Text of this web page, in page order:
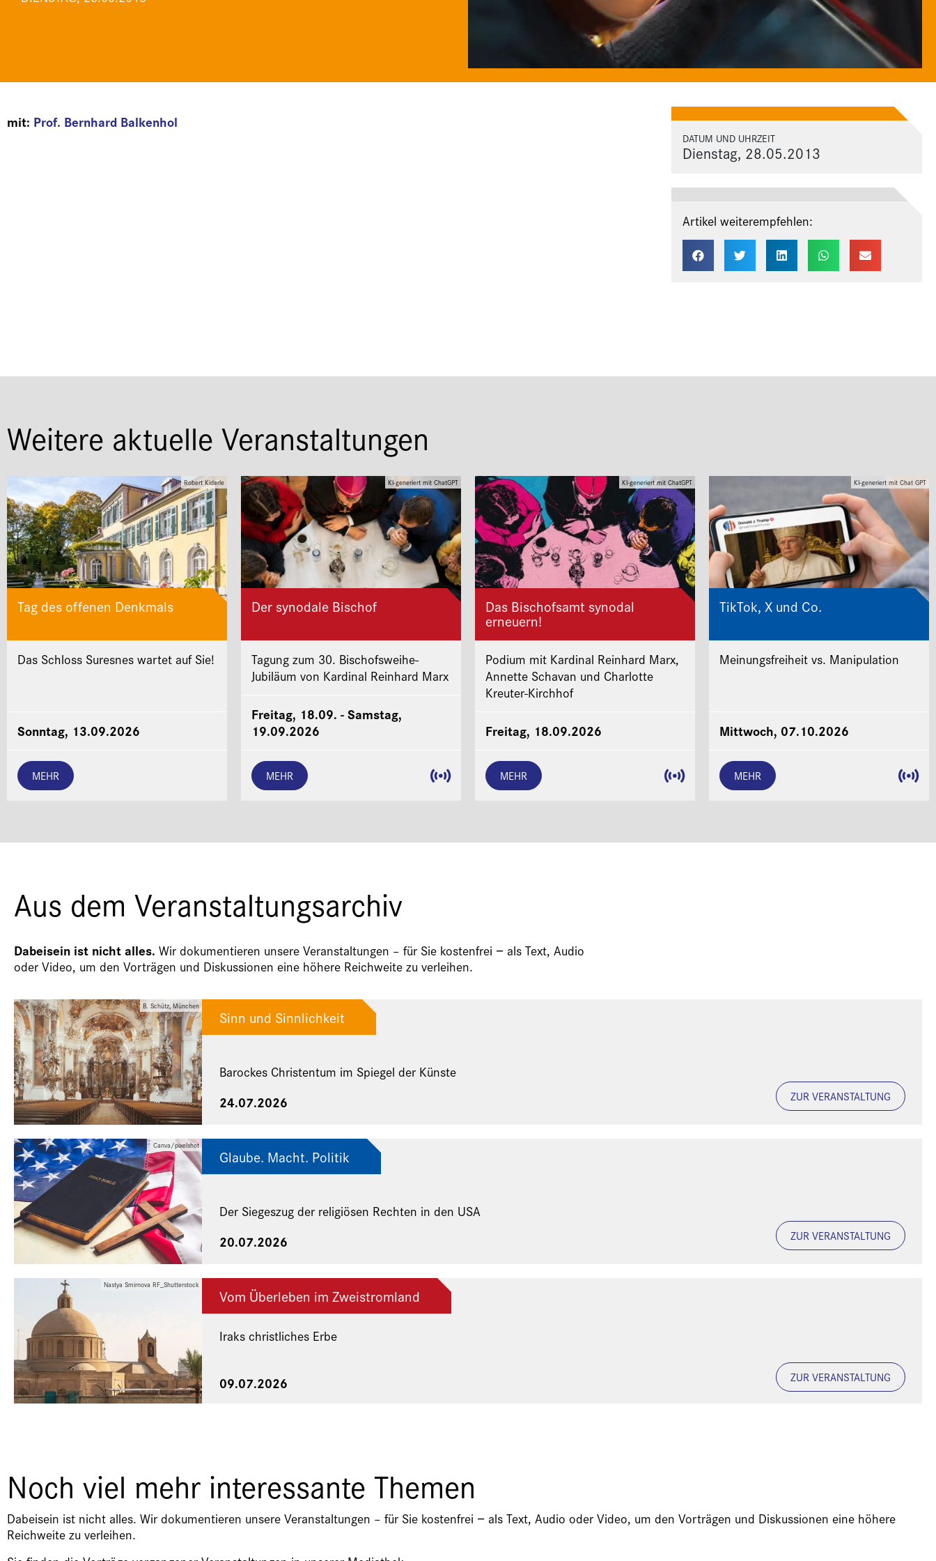
mit: Prof. Bernhard Balkenhol
DATUM UND UHRZEIT
Dienstag, 28.05.2013
Artikel weiterempfehlen:
Weitere aktuelle Veranstaltungen
Robert Kiderle
Tag des offenen Denkmals
Das Schloss Suresnes wartet auf Sie!
Sonntag, 13.09.2026
MEHR
KI-generiert mit ChatGPT
Der synodale Bischof
Tagung zum 30. Bischofsweihe-
Jubiläum von Kardinal Reinhard Marx
Freitag, 18.09. - Samstag,
19.09.2026
MEHR
KI-generiert mit ChatGPT
Das Bischofsamt synodal
erneuern!
Podium mit Kardinal Reinhard Marx,
Annette Schavan und Charlotte
Kreuter-Kirchhof
Freitag, 18.09.2026
MEHR
KI-generiert mit Chat GPT
TikTok, X und Co.
Meinungsfreiheit vs. Manipulation
Mittwoch, 07.10.2026
MEHR
Aus dem Veranstaltungsarchiv
Dabeisein ist nicht alles. Wir dokumentieren unsere Veranstaltungen – für Sie kostenfrei − als Text, Audio
oder Video, um den Vorträgen und Diskussionen eine höhere Reichweite zu verleihen.
B. Schütz, München
Sinn und Sinnlichkeit
Barockes Christentum im Spiegel der Künste
24.07.2026 ZUR VERANSTALTUNG
Canva/pixelshot
Glaube. Macht. Politik
Der Siegeszug der religiösen Rechten in den USA
20.07.2026 ZUR VERANSTALTUNG
Nastya Smirnova RF_Shutterstock
Vom Überleben im Zweistromland
Iraks christliches Erbe
09.07.2026 ZUR VERANSTALTUNG
Noch viel mehr interessante Themen
Dabeisein ist nicht alles. Wir dokumentieren unsere Veranstaltungen – für Sie kostenfrei − als Text, Audio oder Video, um den Vorträgen und Diskussionen eine höhere
Reichweite zu verleihen.